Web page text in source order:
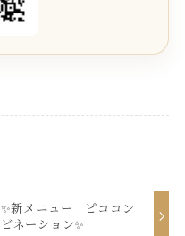
✨新メニュー ピココン
ビネーション✨